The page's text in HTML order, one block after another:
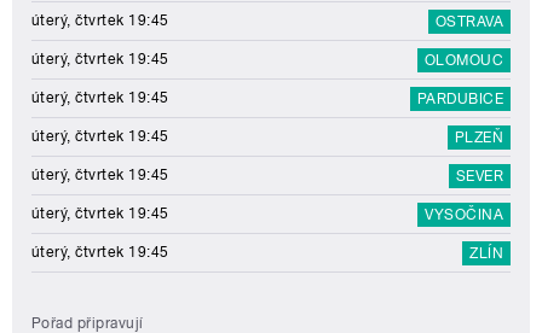
úterý, čtvrtek 19:45 OSTRAVA
úterý, čtvrtek 19:45 OLOMOUC
úterý, čtvrtek 19:45 PARDUBICE
úterý, čtvrtek 19:45 PLZEŇ
úterý, čtvrtek 19:45 SEVER
úterý, čtvrtek 19:45 VYSOČINA
úterý, čtvrtek 19:45 ZLÍN
Pořad připravují